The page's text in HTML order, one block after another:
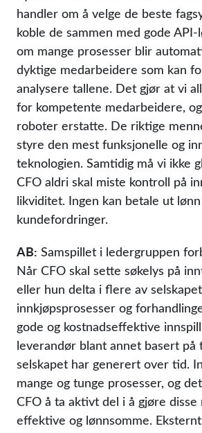
handler om å velge de beste
koble de sammen med gode API-
om mange prosesser blir
dyktige medarbeidere som kan
analysere tallene. Det gjør at vi
for kompetente medarbeidere,
roboter erstatte. De riktige
styre den mest funksjonelle og
teknologien. Samtidig må vi ikke
CFO aldri skal miste kontroll på
likviditet. Ingen kan betale ut
kundefordringer.
AB: Samspillet i ledergruppen
Når CFO skal sette søkelys på
eller hun delta i flere av
innkjøpsprosesser og
gode og kostnadseffektive
leverandør blant annet basert på
selskapet har generert over tid.
mange og tunge prosesser, og
CFO å ta aktivt del i å gjøre disse
effektive og lønnsomme.